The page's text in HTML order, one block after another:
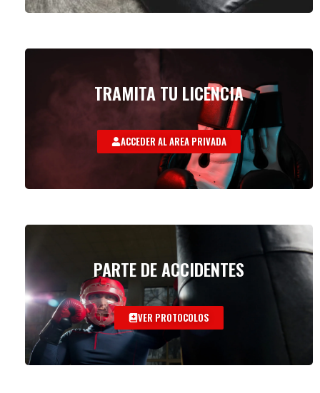
TRAMITA TU LICENCIA
ACCEDER AL AREA PRIVADA
PARTE DE ACCIDENTES
VER PROTOCOLOS